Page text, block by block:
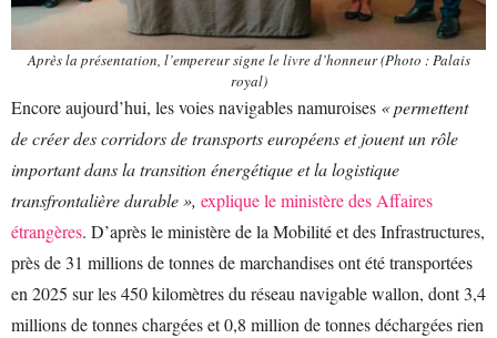
Après la présentation, l’empereur signe le livre d’honneur (Photo : Palais
royal)
Encore aujourd’hui, les voies navigables namuroises « permettent
de créer des corridors de transports européens et jouent un rôle
important dans la transition énergétique et la logistique
transfrontalière durable », explique le ministère des Affaires
étrangères. D’après le ministère de la Mobilité et des Infrastructures,
près de 31 millions de tonnes de marchandises ont été transportées
en 2025 sur les 450 kilomètres du réseau navigable wallon, dont 3,4
millions de tonnes chargées et 0,8 million de tonnes déchargées rien